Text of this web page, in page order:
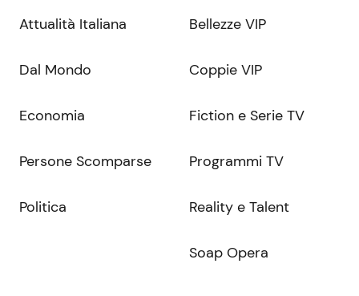
Attualità Italiana
Dal Mondo
Economia
Persone Scomparse
Politica
Bellezze VIP
Coppie VIP
Fiction e Serie TV
Programmi TV
Reality e Talent
Soap Opera